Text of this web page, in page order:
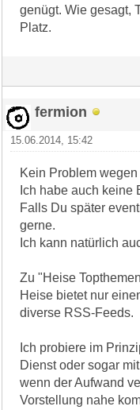
genügt. Wie gesagt,
Platz.
fermion
15.06.2014, 15:42
Kein Problem
Ich habe auch keine
Falls Du später
gerne.
Ich kann natürlich
Zu "Heise
Heise bietet nur
diverse RSS-Feeds.
Ich probiere im
Dienst oder sogar
wenn der Aufwand
Vorstellung nahe